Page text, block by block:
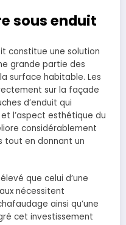
sous enduit
constitue une solution
grande partie des
surface habitable. Les
sur la façade
d’enduit qui
l’aspect esthétique du
considérablement
tout en donnant un
que celui d’une
nécessitent
ainsi qu’une
cet investissement